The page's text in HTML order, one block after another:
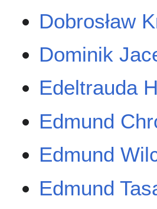
Dobrosław
Dominik
Edeltrauda
Edmund
Edmund
Edmund